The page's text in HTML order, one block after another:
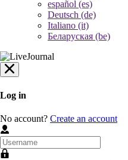
español (es)
Deutsch (de)
Italiano (it)
Беларуская (be)
Log in
No account? Create an account